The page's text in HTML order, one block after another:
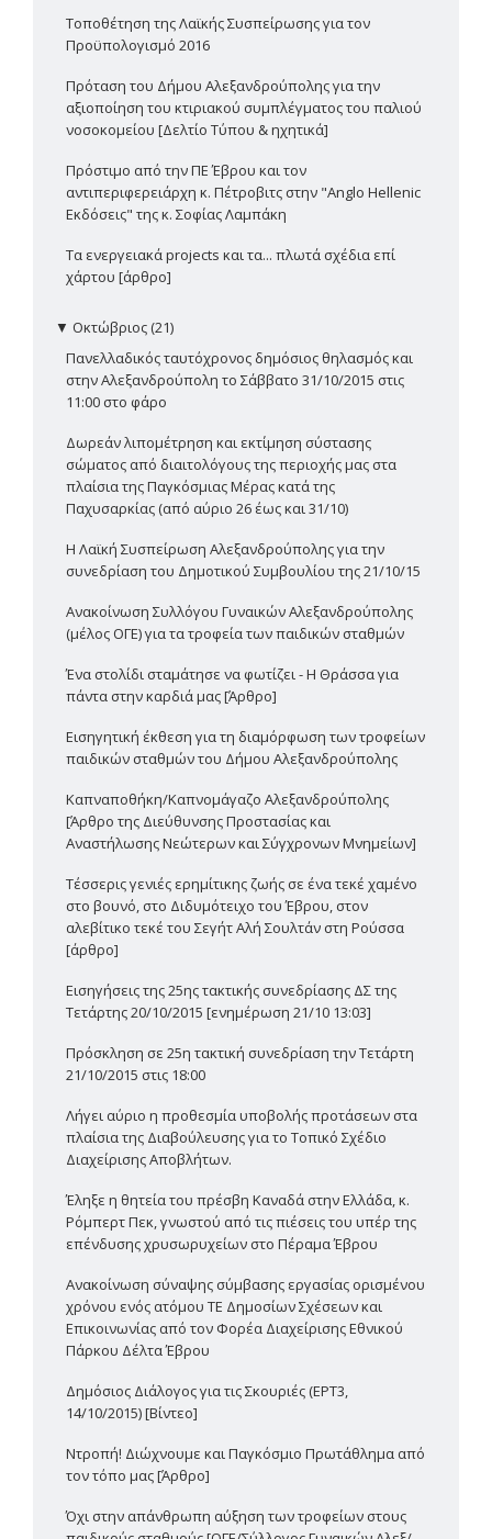
Τοποθέτηση της Λαϊκής Συσπείρωσης για τον
Προϋπολογισμό 2016
Πρόταση του Δήμου Αλεξανδρούπολης για την
αξιοποίηση του κτιριακού συμπλέγματος του παλιού
νοσοκομείου [Δελτίο Τύπου & ηχητικά]
Πρόστιμο από την ΠΕ Έβρου και τον
αντιπεριφερειάρχη κ. Πέτροβιτς στην "Anglo Hellenic
Εκδόσεις" της κ. Σοφίας Λαμπάκη
Τα ενεργειακά projects και τα... πλωτά σχέδια επί
χάρτου [άρθρο]
▼ Οκτώβριος (21)
Πανελλαδικός ταυτόχρονος δημόσιος θηλασμός και
στην Αλεξανδρούπολη το Σάββατο 31/10/2015 στις
11:00 στο φάρο
Δωρεάν λιπομέτρηση και εκτίμηση σύστασης
σώματος από διαιτολόγους της περιοχής μας στα
πλαίσια της Παγκόσμιας Μέρας κατά της
Παχυσαρκίας (από αύριο 26 έως και 31/10)
Η Λαϊκή Συσπείρωση Αλεξανδρούπολης για την
συνεδρίαση του Δημοτικού Συμβουλίου της 21/10/15
Ανακοίνωση Συλλόγου Γυναικών Αλεξανδρούπολης
(μέλος ΟΓΕ) για τα τροφεία των παιδικών σταθμών
Ένα στολίδι σταμάτησε να φωτίζει - Η Θράσσα για
πάντα στην καρδιά μας [Άρθρο]
Εισηγητική έκθεση για τη διαμόρφωση των τροφείων
παιδικών σταθμών του Δήμου Αλεξανδρούπολης
Καπναποθήκη/Καπνομάγαζο Αλεξανδρούπολης
[Άρθρο της Διεύθυνσης Προστασίας και
Αναστήλωσης Νεώτερων και Σύγχρονων Μνημείων]
Τέσσερις γενιές ερημίτικης ζωής σε ένα τεκέ χαμένο
στο βουνό, στο Διδυμότειχο του Έβρου, στον
αλεβίτικο τεκέ του Σεγήτ Αλή Σουλτάν στη Ρούσσα
[άρθρο]
Εισηγήσεις της 25ης τακτικής συνεδρίασης ΔΣ της
Τετάρτης 20/10/2015 [ενημέρωση 21/10 13:03]
Πρόσκληση σε 25η τακτική συνεδρίαση την Τετάρτη
21/10/2015 στις 18:00
Λήγει αύριο η προθεσμία υποβολής προτάσεων στα
πλαίσια της Διαβούλευσης για το Τοπικό Σχέδιο
Διαχείρισης Αποβλήτων.
Έληξε η θητεία του πρέσβη Καναδά στην Ελλάδα, κ.
Ρόμπερτ Πεκ, γνωστού από τις πιέσεις του υπέρ της
επένδυσης χρυσωρυχείων στο Πέραμα Έβρου
Ανακοίνωση σύναψης σύμβασης εργασίας ορισμένου
χρόνου ενός ατόμου ΤΕ Δημοσίων Σχέσεων και
Επικοινωνίας από τον Φορέα Διαχείρισης Εθνικού
Πάρκου Δέλτα Έβρου
Δημόσιος Διάλογος για τις Σκουριές (ΕΡΤ3,
14/10/2015) [Βίντεο]
Ντροπή! Διώχνουμε και Παγκόσμιο Πρωτάθλημα από
τον τόπο μας [Άρθρο]
Όχι στην απάνθρωπη αύξηση των τροφείων στους